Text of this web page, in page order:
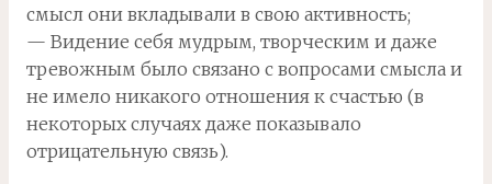
смысл они вкладывали в свою активность;
— Видение себя мудрым, творческим и даже
тревожным было связано с вопросами смысла и
не имело никакого отношения к счастью (в
некоторых случаях даже показывало
отрицательную связь).